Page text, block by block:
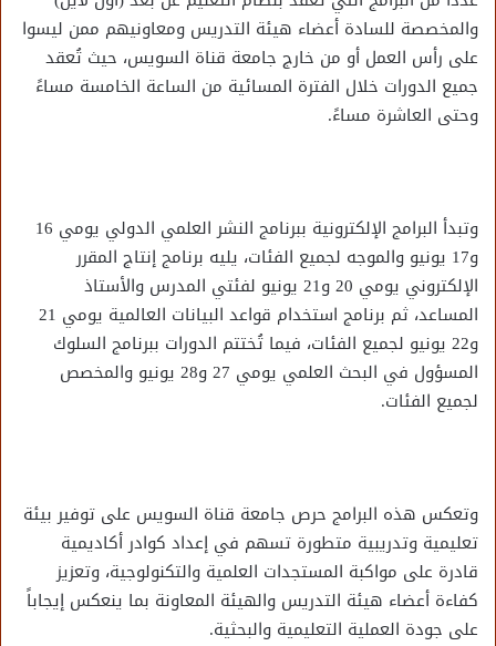
والمخصصة للسادة أعضاء هيئة التدريس ومعاونيهم ممن ليسوا
على رأس العمل أو من خارج جامعة قناة السويس، حيث تُعقد
جميع الدورات خلال الفترة المسائية من الساعة الخامسة مساءً
وحتى العاشرة مساءً.
وتبدأ البرامج الإلكترونية ببرنامج النشر العلمي الدولي يومي 16
و17 يونيو والموجه لجميع الفئات، يليه برنامج إنتاج المقرر
الإلكتروني يومي 20 و21 يونيو لفئتي المدرس والأستاذ
المساعد، ثم برنامج استخدام قواعد البيانات العالمية يومي 21
و22 يونيو لجميع الفئات، فيما تُختتم الدورات ببرنامج السلوك
المسؤول في البحث العلمي يومي 27 و28 يونيو والمخصص
لجميع الفئات.
وتعكس هذه البرامج حرص جامعة قناة السويس على توفير بيئة
تعليمية وتدريبية متطورة تسهم في إعداد كوادر أكاديمية
قادرة على مواكبة المستجدات العلمية والتكنولوجية، وتعزيز
كفاءة أعضاء هيئة التدريس والهيئة المعاونة بما ينعكس إيجاباً
على جودة العملية التعليمية والبحثية.